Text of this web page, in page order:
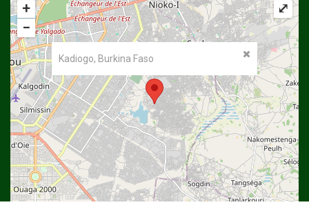
Kadiogo, Burkina Faso
+
−
⤢